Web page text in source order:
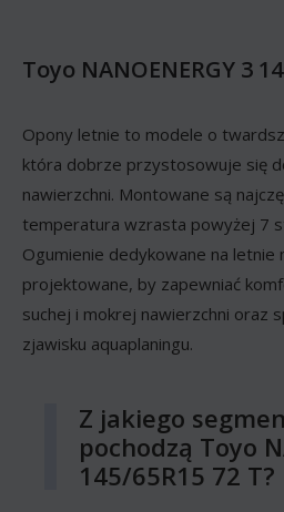
Toyo NANOENERGY 3
Opony letnie to modele o
która dobrze przystosowuje się
nawierzchni. Montowane są
temperatura wzrasta powyżej 7
Ogumienie dedykowane na letnie
projektowane, by zapewniać
suchej i mokrej nawierzchni oraz
zjawisku aquaplaningu.
Z jakiego
pochodzą Toyo
145/65R15 72 T?